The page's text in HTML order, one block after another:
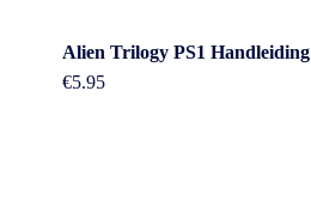
Alien Trilogy PS1 Handleiding
€5.95